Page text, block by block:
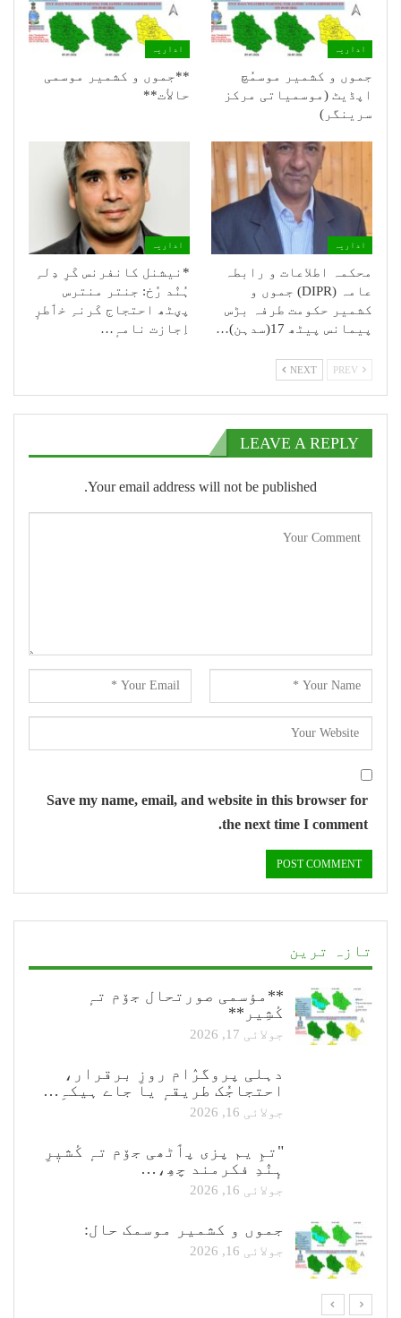
اداریہ
جموں و کشمیر موسمُچ
اپڈیٹ (موسمیاتی مرکز
سرینگر)
اداریہ
**جموں و كشمیر موسمی
حالأت**
اداریہ
محکمہ اطلاعات و رابطہ
عامہ (DIPR) جموں و
کشمیر حکومت طرفہ بڑس
پیمانس پیٹھ 17(سدہن)…
اداریہ
*نیشنل کانفرنس کَرِ دِلہِ
ہُنٛد رُخ: جنتر منترس
پؠٹھ احتجاج کَرنہِ خٲطرٕ
اِجازت نامہٕ…
NEXT
LEAVE A REPLY
Your email address will not be published.
Save my name, email, and website in this browser for
the next time I comment.
تازہ ترین
**مؤسمی صورتحال جۆم تہٕ
کٔشِیر**
جولائی 17, 2026
دہلی پروگرٛام روزِ برقرار،
احتجاجُک طریقہٕ یا جاے ہیکہِ…
جولائی 16, 2026
"تمِ یم پزی پٲٹھی جۆم تہٕ کٔشیٖرِ
ہٕنٛدِ فکرمند چھِ،…
جولائی 16, 2026
جموں و کشمیر موسمک حال:
جولائی 16, 2026